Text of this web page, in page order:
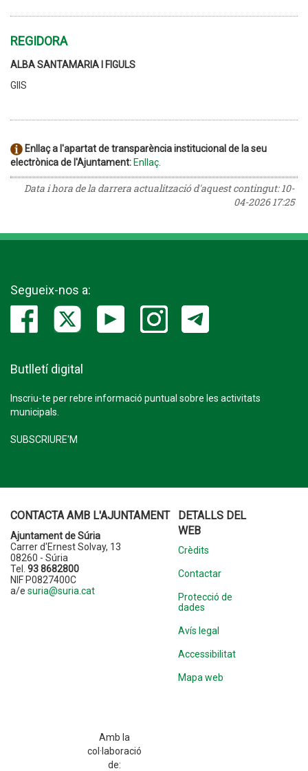
REGIDORA
ALBA SANTAMARIA I FIGULS
GIIS
Enllaç a l'apartat de transparència institucional de la seu
electrònica de l'Ajuntament: Enllaç.
Data i hora de la darrera actualització d'aquest contingut:10-
04-2026 17:25
Segueix-nos a:
Butlletí digital
Inscriu-te per rebre informació puntual sobre les activitats
municipals.
SUBSCRIURE'M
CONTACTA AMB L'AJUNTAMENT
Ajuntament de Súria
Carrer d'Ernest Solvay, 13
08260 - Súria
Tel. 93 8682800
NIF P0827400C
a/e suria@suria.cat
DETALLS DEL
WEB
Crèdits
Contactar
Protecció de
dades
Avís legal
Accessibilitat
Mapa web
Amb la
col·laboració
de: